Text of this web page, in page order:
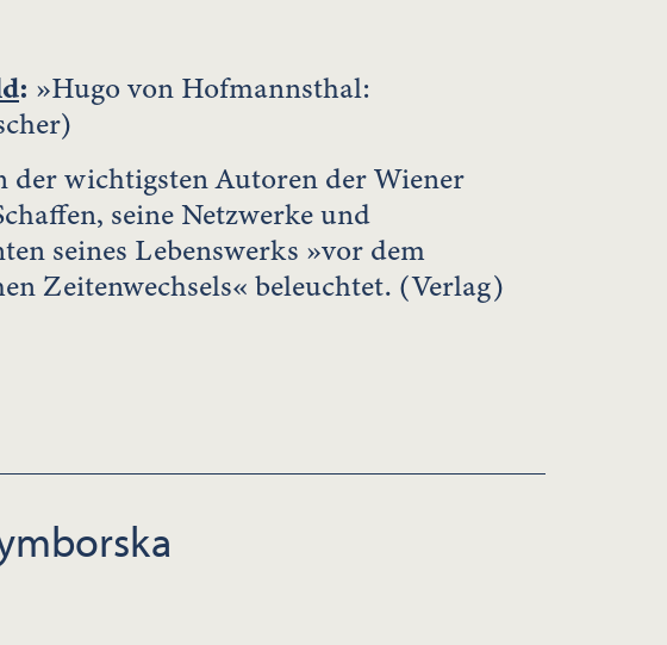
: »Hugo von Hofmannsthal:
der wichtigsten Autoren der Wiener
seine Netzwerke und
seines Lebenswerks »vor dem
Zeitenwechsels« beleuchtet. (Verlag)